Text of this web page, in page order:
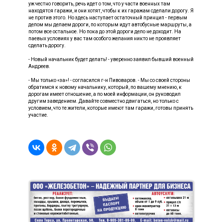
уж честно говорить, речь идет о том, что у части военных там
находятся гаражи, и они хотят, чтобы к их гаражам сделали дорогу. Я
не против этого. Но здесь наступает остаточный принцип - первым
делом мы делаем дороги, по которым идут автобусные маршруты, а
потом все остальное. Но пока до этой дороги дело не доходит. На
паевых условиях у вас там особого желания никто не проявляет
сделать дорогу.
- Новый начальник будет делать! - уверенно заявил бывший военный
Андреев.
- Мы только «за»! - согласился г-н Пивоваров. - Мы со своей стороны
обратимся к новому начальнику, который, по вашему мнению, к
дорогам имеет отношение, а по моей информации, он руководил
другим заведением. Давайте совместно двигаться, но только с
условием, что те жители, которые имеют там гаражи, готовы принять
участие.